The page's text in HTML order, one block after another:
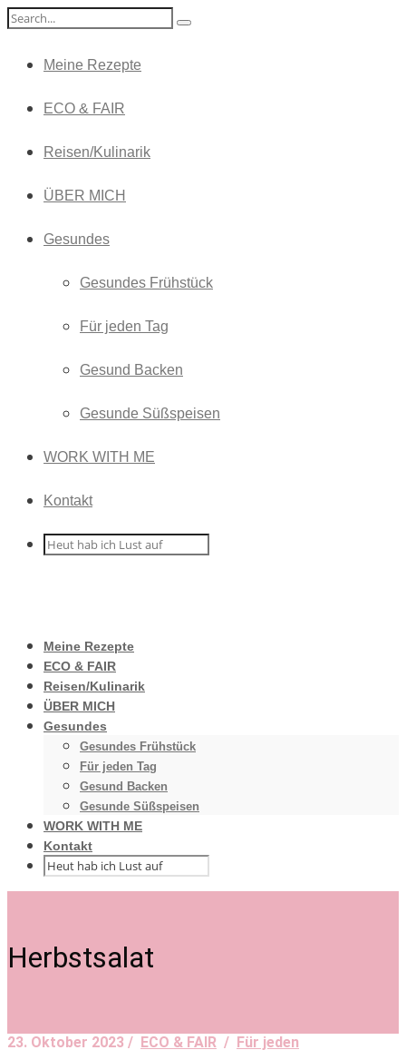
Meine Rezepte
ECO & FAIR
Reisen/Kulinarik
ÜBER MICH
Gesundes
Gesundes Frühstück
Für jeden Tag
Gesund Backen
Gesunde Süßspeisen
WORK WITH ME
Kontakt
Meine Rezepte
ECO & FAIR
Reisen/Kulinarik
ÜBER MICH
Gesundes
Gesundes Frühstück
Für jeden Tag
Gesund Backen
Gesunde Süßspeisen
WORK WITH ME
Kontakt
Herbstsalat
23. Oktober 2023 / ECO & FAIR / Für jeden